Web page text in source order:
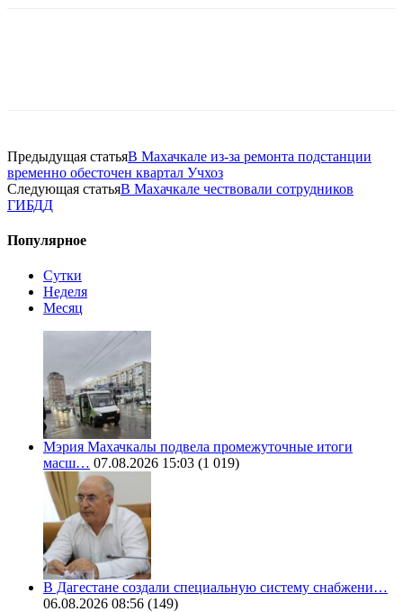
Предыдущая статьяВ Махачкале из-за ремонта подстанции
временно обесточен квартал Учхоз
Следующая статьяВ Махачкале чествовали сотрудников
ГИБДД
Популярное
Сутки
Неделя
Месяц
Мэрия Махачкалы подвела промежуточные итоги
масш… 07.08.2026 15:03 (1 019)
В Дагестане создали специальную систему снабжени…
06.08.2026 08:56 (149)